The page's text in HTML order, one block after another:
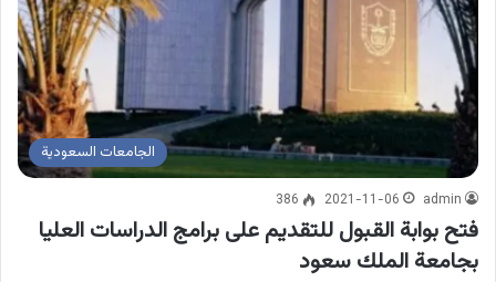
الجامعات السعودية
admin
2021-11-06
386
فتح بوابة القبول للتقديم على برامج الدراسات العليا
بجامعة الملك سعود